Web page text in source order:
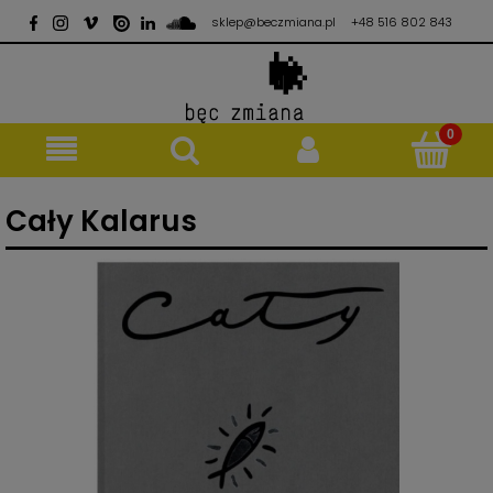
sklep@beczmiana.pl +48 516 802 843
Cały Kalarus